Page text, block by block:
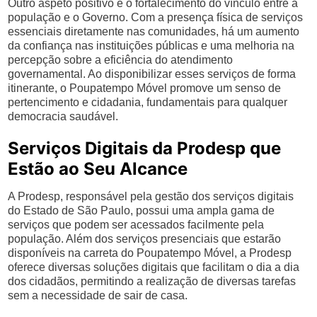
Outro aspeto positivo é o fortalecimento do vínculo entre a
população e o Governo. Com a presença física de serviços
essenciais diretamente nas comunidades, há um aumento
da confiança nas instituições públicas e uma melhoria na
percepção sobre a eficiência do atendimento
governamental. Ao disponibilizar esses serviços de forma
itinerante, o Poupatempo Móvel promove um senso de
pertencimento e cidadania, fundamentais para qualquer
democracia saudável.
Serviços Digitais da Prodesp que
Estão ao Seu Alcance
A Prodesp, responsável pela gestão dos serviços digitais
do Estado de São Paulo, possui uma ampla gama de
serviços que podem ser acessados facilmente pela
população. Além dos serviços presenciais que estarão
disponíveis na carreta do Poupatempo Móvel, a Prodesp
oferece diversas soluções digitais que facilitam o dia a dia
dos cidadãos, permitindo a realização de diversas tarefas
sem a necessidade de sair de casa.